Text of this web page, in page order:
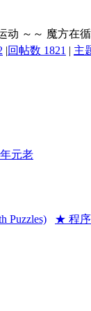
动 ～ ～ 魔方在
|回帖数 1821 | 主
Puzzles) ★ 程序